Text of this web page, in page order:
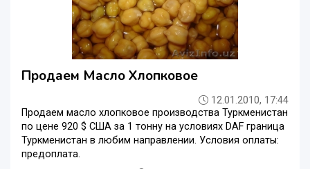
Продаем Mасло Xлопковое
12.01.2010, 17:44
Продаем масло хлопковое производства Туркменистан
по цене 920 $ США за 1 тонну на условиях DAF граница
Туркменистан в любим направлении. Условия оплаты:
предоплата.